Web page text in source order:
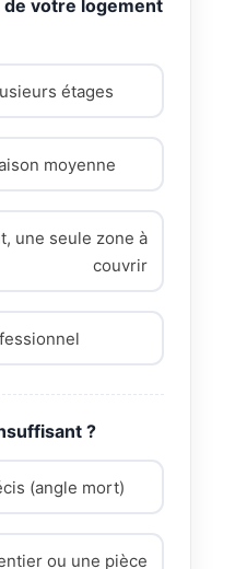
de votre logement
étages
moyenne
une seule zone à
couvrir
?
(angle mort)
ou une pièce